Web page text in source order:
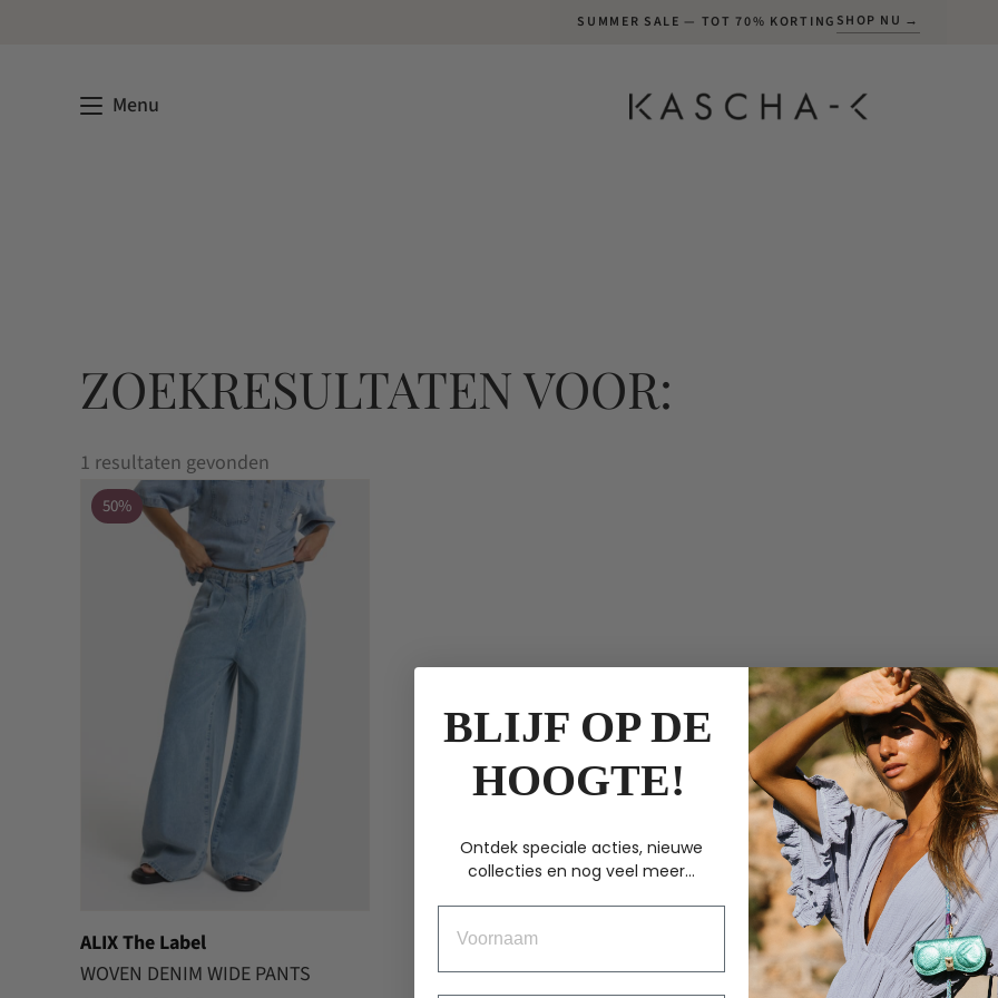
SUMMER SALE — TOT 70% KORTING SHOP NU →
Menu
ZOEKRESULTATEN VOOR:
1 resultaten gevonden
50%
ALIX The Label
WOVEN DENIM WIDE PANTS
BLIJF OP DE
HOOGTE!
Ontdek speciale acties, nieuwe
collecties en nog veel meer...